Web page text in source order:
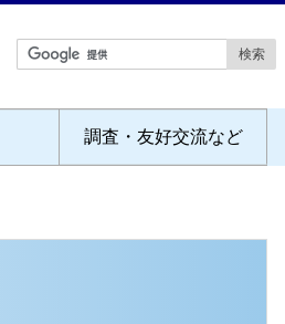
調査・友好交流など